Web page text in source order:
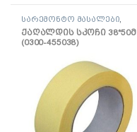
სარემონტო მასალები
ლენტი
ქაღალდის სკოჩი 38*50მ
(0300-455038)